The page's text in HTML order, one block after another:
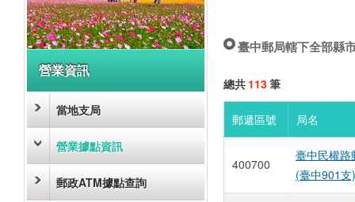
營業資訊
當地支局
營業據點資訊
郵政ATM據點查詢
臺中郵局轄下全部縣
總共 113筆
郵遞區號 局名
400700
臺中民權路
(臺中901支)